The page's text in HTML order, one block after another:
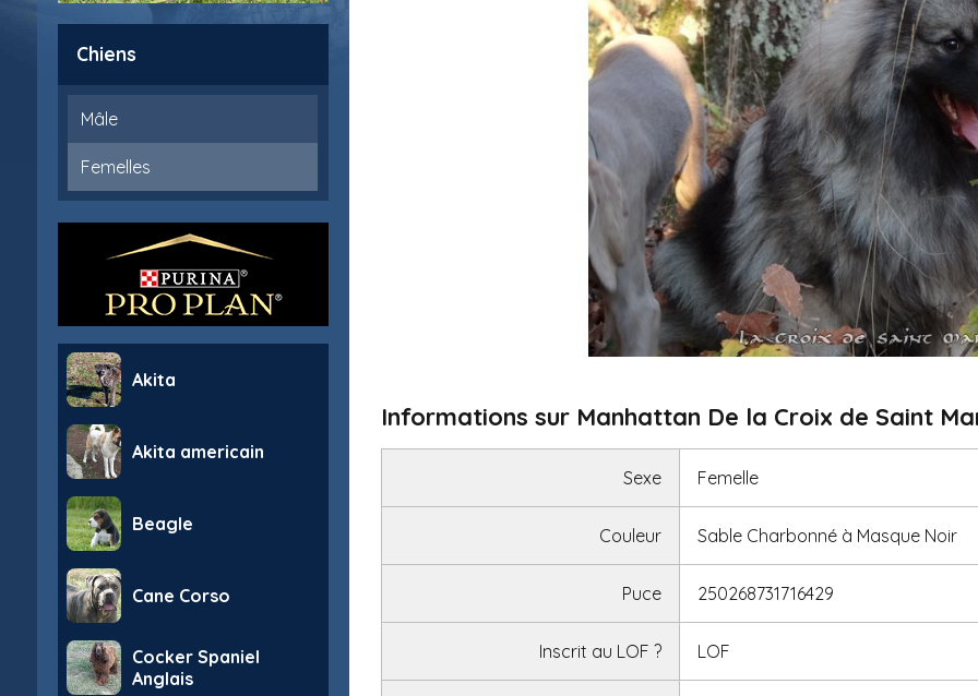
Chiens
Mâle
Femelles
Akita
Akita americain
Beagle
Cane Corso
Cocker Spaniel
Anglais
Informations sur Manhattan De la Croix de Saint
Sexe Femelle
Couleur Sable Charbonné à Masque Noir
Puce 250268731716429
Inscrit au LOF? LOF